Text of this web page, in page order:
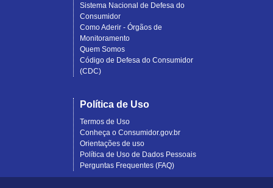
Sistema Nacional de Defesa do
Consumidor
Como Aderir - Órgãos de
Monitoramento
Quem Somos
Código de Defesa do Consumidor
(CDC)
Política de Uso
Termos de Uso
Conheça o Consumidor.gov.br
Orientações de uso
Política de Uso de Dados Pessoais
Perguntas Frequentes (FAQ)